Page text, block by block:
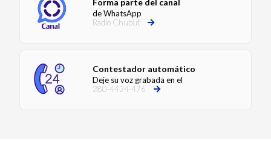
Forma parte del canal
de WhatsApp
Radio Chubut
Contestador automático
Deje su voz grabada en el
280-4424-476